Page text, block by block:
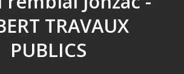
TRAVAUX
PUBLICS